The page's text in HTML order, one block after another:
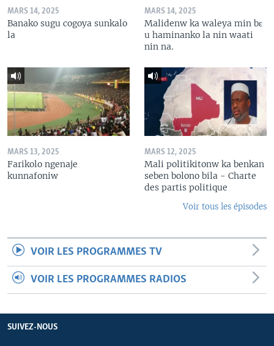
MARS 14, 2025
Banako sugu cogoya sunkalo
la
MARS 14, 2025
Malidenw ka waleya min bɛ
u haminanko la nin waati
nin na.
MARS 13, 2025
Farikolo ngenaje
kunnafoniw
MARS 12, 2025
Mali politikitonw ka benkan
seben bolono bila - Charte
des partis politique
Voir tous les épisodes
VOIR LES PROGRAMMES TV
VOIR LES PROGRAMMES RADIOS
SUIVEZ-NOUS